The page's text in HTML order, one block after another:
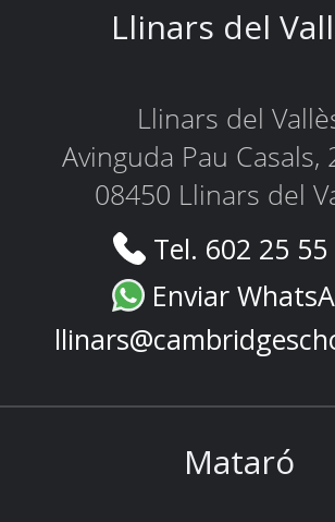
Llinars del
Llinars del
Avinguda Pau Casals,
08450 Llinars del
Tel. 602 25
Enviar
Mataró